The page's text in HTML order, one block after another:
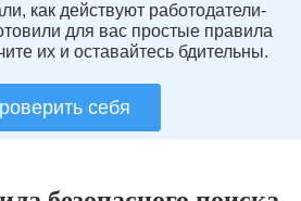
как действуют работодатели-
для вас простые правила
их и оставайтесь бдительны.
себя